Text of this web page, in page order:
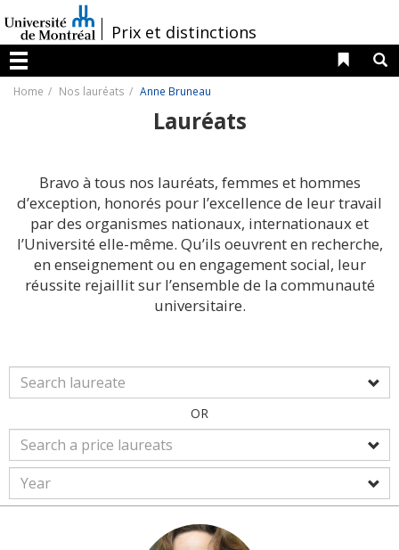
au
contenu
/Prix et distinctions
Menu
Liens
Home Nos lauréats Anne Bruneau
Lauréats
Bravo à tous nos lauréats, femmes et hommes
d’exception, honorés pour l’excellence de leur travail
par des organismes nationaux, internationaux et
l’Université elle-même. Qu’ils oeuvrent en recherche,
en enseignement ou en engagement social, leur
réussite rejaillit sur l’ensemble de la communauté
universitaire.
OR